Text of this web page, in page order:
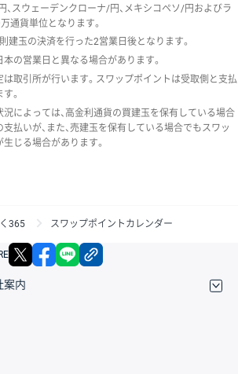
、スウェーデンクローナ/円、メキシコペソ/円およびラ
通貨単位となります。
建玉の決済を行った2営業日後となります。
の営業日と異なる場合があります。
取引所が行います。スワップポイントは受取側と支払
。
によっては、高金利通貨の買建玉を保有している場合
払いが、また、売建玉を保有している場合でもスワッ
じる場合があります。
365 スワップポイントカレンダー
X facebook
案内